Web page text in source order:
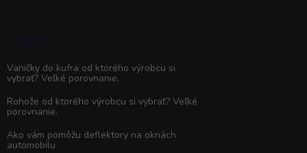
Vaničky do kufra od ktorého výrobcu si
vybrať? Veľké porovnanie.
Rohože od ktorého výrobcu si vybrať? Veľké
porovnanie.
Ako vám pomôžu deflektory na oknách
automobilu